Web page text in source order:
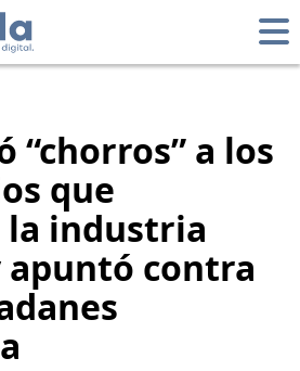
“chorros” a los
que
industria
apuntó contra